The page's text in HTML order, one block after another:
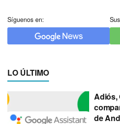
Síguenos en:
LO ÚLTIMO
Adiós,
de